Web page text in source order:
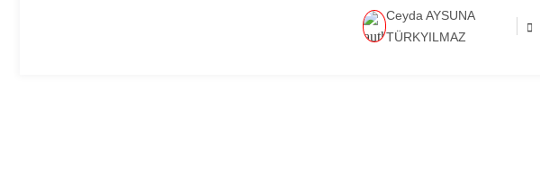
Ceyda AYSUNA
TÜRKYILMAZ